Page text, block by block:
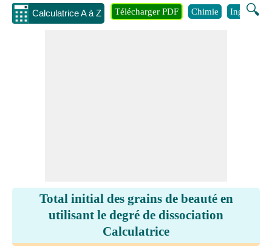
Calculatrice A à Z 🔍
Télécharger PDF Chimie Ingénierie
Total initial des grains de beauté en
utilisant le degré de dissociation
Calculatrice